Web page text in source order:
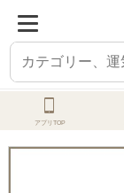
ホーム オーダーメイ
アプリTOP